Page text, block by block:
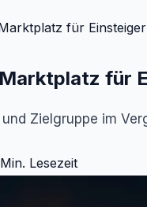
für
für
Zielgruppe im
Lesezeit